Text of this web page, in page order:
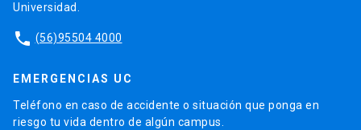
Universidad.
phone (56)95504 4000
EMERGENCIAS UC
Teléfono en caso de accidente o situación que ponga en
riesgo tu vida dentro de algún campus.